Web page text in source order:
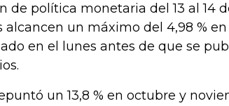
de política monetaria del 13 al 14
alcancen un máximo del 4,98 %
en el lunes antes de que se
un 13,8 % en octubre y